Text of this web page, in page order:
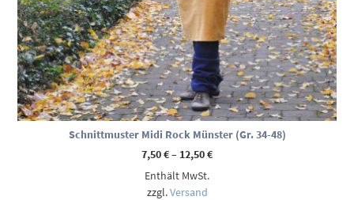
Schnittmuster Midi Rock Münster (Gr. 34-48)
7,50€– 12,50€Preisspanne:
Enthält MwSt.
zzgl.Versand